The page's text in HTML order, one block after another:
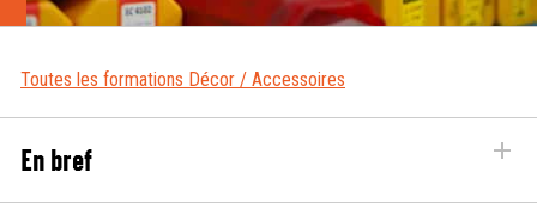
Toutes les formations Décor / Accessoires
En bref